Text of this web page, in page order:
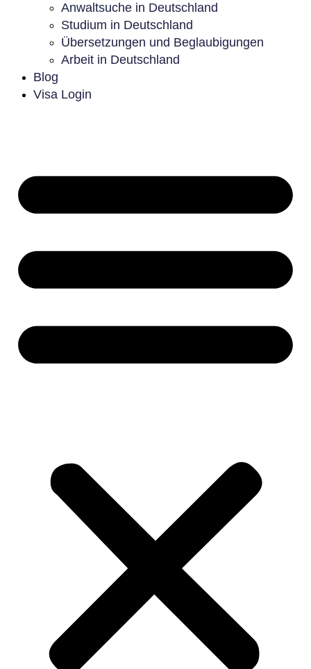
Anwaltsuche in Deutschland
Studium in Deutschland
Übersetzungen und Beglaubigungen
Arbeit in Deutschland
Blog
Visa Login